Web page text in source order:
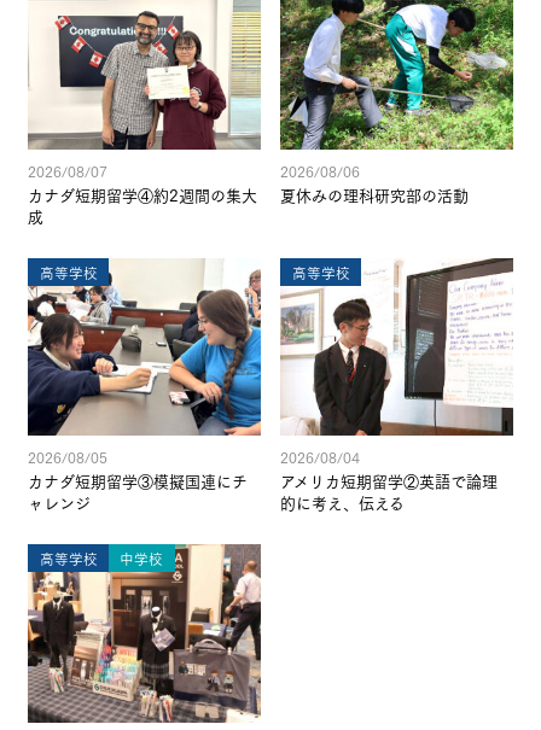
2026/08/07
カナダ短期留学④約2週間の集大
成
2026/08/06
夏休みの理科研究部の活動
高等学校
2026/08/05
カナダ短期留学③模擬国連にチ
ャレンジ
高等学校
2026/08/04
アメリカ短期留学②英語で論理
的に考え、伝える
高等学校 中学校